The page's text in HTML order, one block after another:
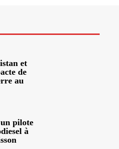
et
de
au
pilote
à